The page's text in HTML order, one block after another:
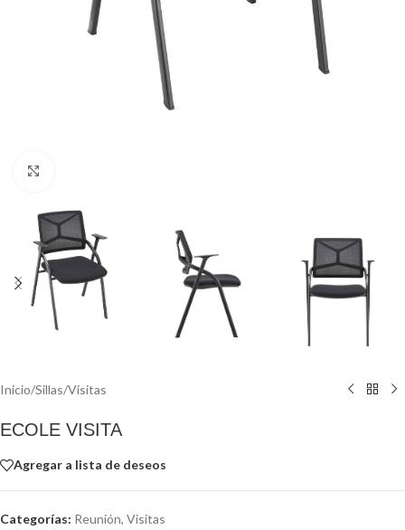
Inicio/Sillas/Visitas
ECOLE VISITA
Agregar a lista de deseos
Categorías: Reunión, Visitas